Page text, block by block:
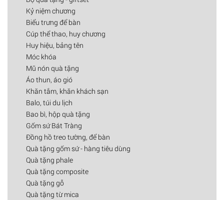
Kỷ niệm chương
Biểu trưng để bàn
Cúp thể thao, huy chương
Huy hiệu, bảng tên
Móc khóa
Mũ nón quà tặng
Áo thun, áo gió
Khăn tắm, khăn khách sạn
Balo, túi du lịch
Bao bì, hộp quà tặng
Gốm sứ Bát Tràng
Đồng hồ treo tường, để bàn
Quà tặng gốm sứ - hàng tiêu dùng
Quà tặng phale
Quà tặng composite
Quà tặng gỗ
Quà tặng từ mica